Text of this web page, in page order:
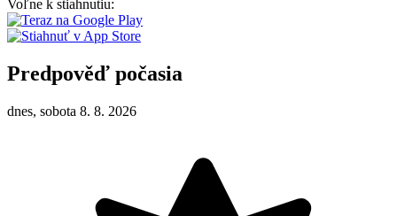
Voľne k stiahnutiu:
Predpověď počasia
dnes, sobota 8. 8. 2026